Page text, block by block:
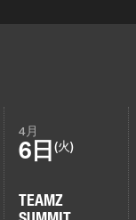
4月
6日 (火)
TEAMZ